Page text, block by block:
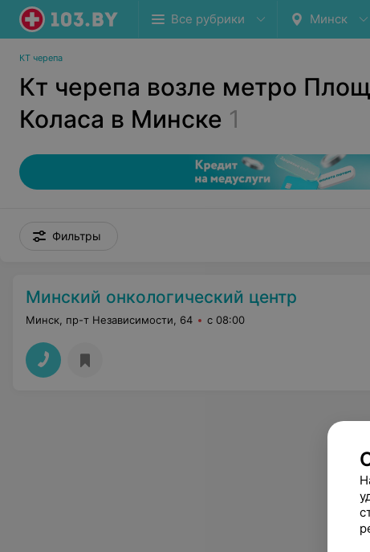
Все рубрики Минск
КТ черепа
Кт черепа возле метро
Коласа в Минске 1
Фильтры
Минский онкологический центр
Минск, пр-т Независимости, 64 с 08:00